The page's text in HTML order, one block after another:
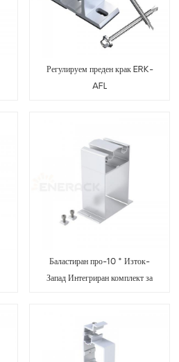
Регулируем преден крак ERK-
AFL
Баластиран про-10 ° Изток-
Запад Интегриран комплект за